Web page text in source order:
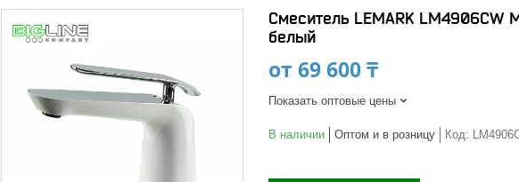
Смеситель LEMARK
белый
от69 600 ₸
Показать оптовые цены
В наличии Оптом и в розницу Код: